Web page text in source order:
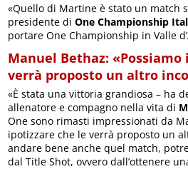
«Quello di Martine è stato un match
presidente diOne Championship
portare One Championship in Valle
Manuel Bethaz:
verrà proposto un altro
«È stata una vittoria grandiosa – ha
allenatore e compagno nella vita di
One sono rimasti impressionati da
ipotizzare che le verrà proposto un
andare bene anche quel match,
dal Title Shot, ovvero dall’ottenere